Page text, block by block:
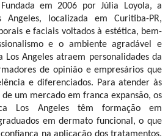
em 2006 por Júlia Loyola, a
localizada em Curitiba-PR,
e faciais voltados à estética, bem-
e o ambiente agradável e
Los Angeles atraem personalidades da
de opinião e empresários que
e diferenciados. Para atender às
um mercado em franca expansão, os
Los Angeles têm formação em
em dermato funcional, o que